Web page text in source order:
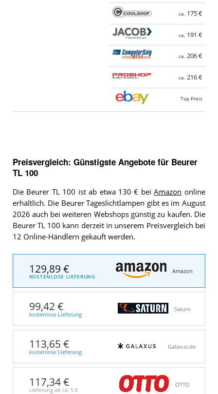
ca. 175 €
ca. 191 €
ca. 206 €
ca. 216 €
Top Preis
Preisvergleich: Günstigste Angebote für Beurer
TL 100
Die Beurer TL 100 ist ab etwa 130 € beiAmazon online
erhältlich. Die Beurer Tageslichtlampen gibt es im August
2026 auch bei weiteren Webshops günstig zu kaufen. Die
Beurer TL 100 kann derzeit in unserem Preisvergleich bei
12 Online-Händlern gekauft werden.
129,89 €
KOSTENLOSE LIEFERUNG
Amazon
99,42 €
kostenlose Lieferung
Saturn
113,65 €
kostenlose Lieferung
Galaxus.de
117,34 €
Lieferung ab ca. 5 €
OTTO